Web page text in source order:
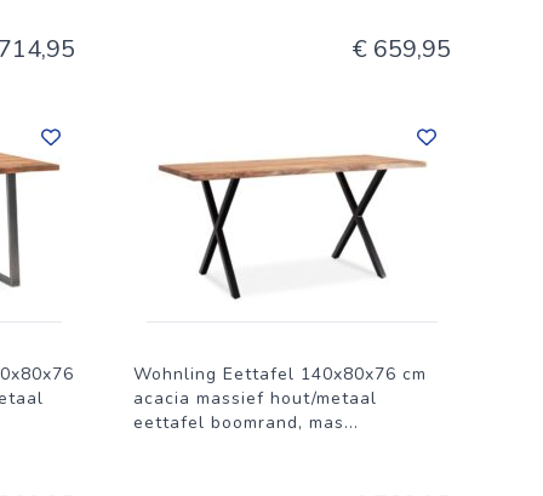
€ 659,95
Wohnling Eettafel 140x80x76 cm
acacia massief hout/metaal
eettafel boomrand, mas...